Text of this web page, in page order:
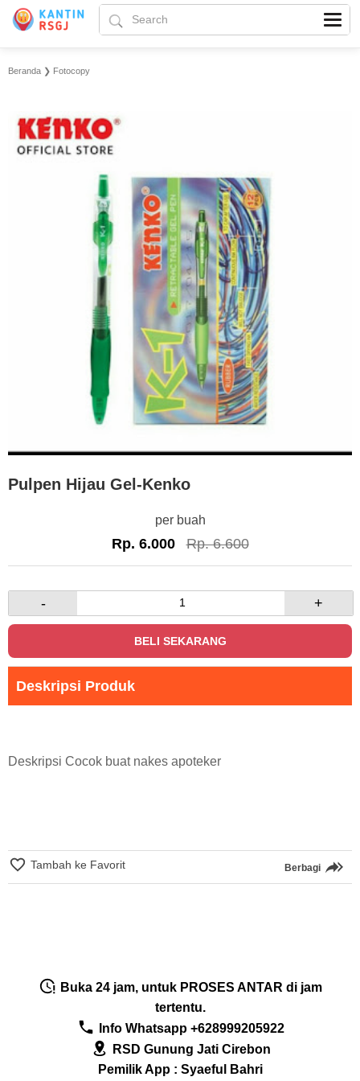
Beranda ❯ Fotocopy
Pulpen Hijau Gel-Kenko
per buah
Rp. 6.000 Rp. 6.600
- +
BELI SEKARANG
Deskripsi Produk
Deskripsi Cocok buat nakes apoteker
Tambah ke Favorit Berbagi
Buka 24 jam, untuk PROSES ANTAR di jam
tertentu.
Info Whatsapp +628999205922
RSD Gunung Jati Cirebon
Pemilik App : Syaeful Bahri